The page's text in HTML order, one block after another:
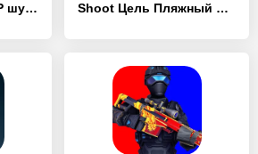
Танки Онлайн - PVP шутер - [Взлом/МОД Все открыто] Shoot Цель Пляжный футбол - [Взлом/МОД Много денег]